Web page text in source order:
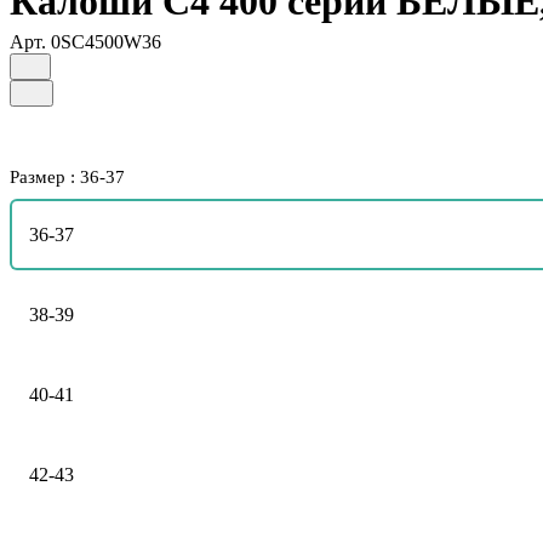
Арт. 0SC4500W36
Размер : 36-37
36-37
38-39
40-41
42-43